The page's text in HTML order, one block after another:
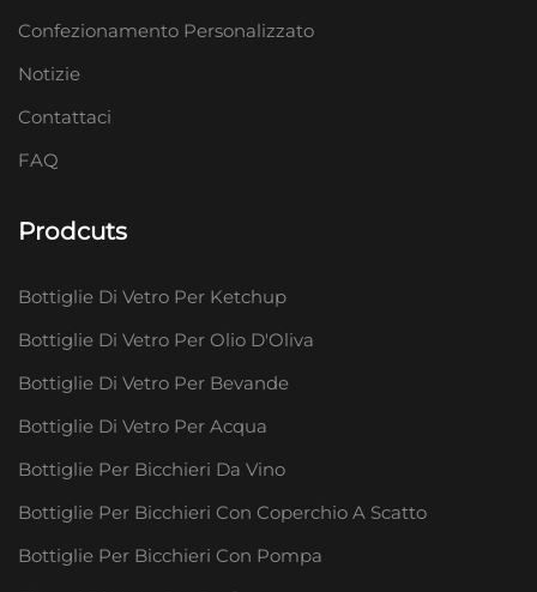
Confezionamento Personalizzato
Notizie
Contattaci
FAQ
Prodcuts
Bottiglie Di Vetro Per Ketchup
Bottiglie Di Vetro Per Olio D'Oliva
Bottiglie Di Vetro Per Bevande
Bottiglie Di Vetro Per Acqua
Bottiglie Per Bicchieri Da Vino
Bottiglie Per Bicchieri Con Coperchio A Scatto
Bottiglie Per Bicchieri Con Pompa